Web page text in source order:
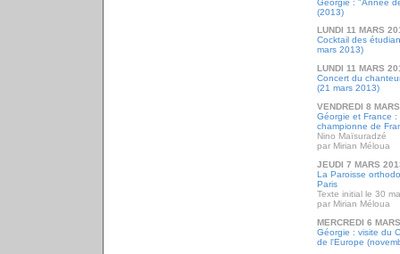
(2013)
LUNDI 11 MARS
Cocktail des
mars 2013)
LUNDI 11 MARS
Concert du
(21 mars 2013)
VENDREDI 8
Géorgie et France :
championne de
Nino Maïsuradzé
par Mirian Méloua
JEUDI 7 MARS
La Paroisse
Paris
Texte initial le 30
par Mirian Méloua
MERCREDI 6
Géorgie : visite du
de l'Europe